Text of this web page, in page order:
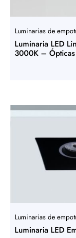
Luminarias de
Luminaria LED
3000K –
Luminarias de
Luminaria LED